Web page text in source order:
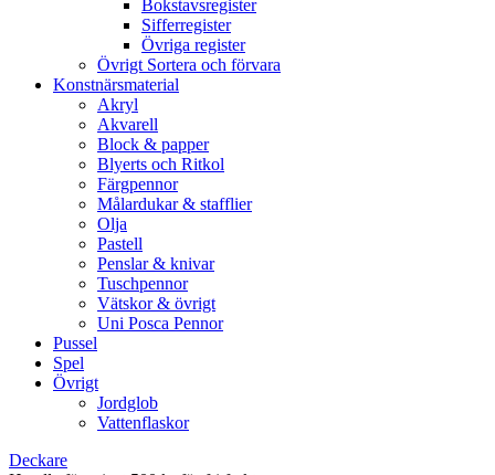
Bokstavsregister
Sifferregister
Övriga register
Övrigt Sortera och förvara
Konstnärsmaterial
Akryl
Akvarell
Block & papper
Blyerts och Ritkol
Färgpennor
Målardukar & stafflier
Olja
Pastell
Penslar & knivar
Tuschpennor
Vätskor & övrigt
Uni Posca Pennor
Pussel
Spel
Övrigt
Jordglob
Vattenflaskor
Deckare